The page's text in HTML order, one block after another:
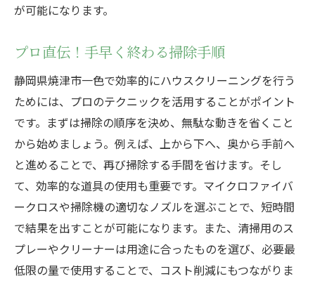
快適な住環境を実現するための工夫
独自メソッド
焼津市特有の環境に対応する方法
独自のメソッドで掃除の質を向上
地域のニーズを反映した掃除術
革新的なクリーニング技術の紹介
焼津市一色で活かされる掃除の知恵
忙しい人必見！焼津市のハウスクリーニングで
手軽にプロの仕上がり
時間がない人のための掃除時短術
が可能になります。
プロ直伝！手早く終わる掃除手順
静岡県焼津市一色で効率的にハウスクリーニングを行う
ためには、プロのテクニックを活用することがポイント
です。まずは掃除の順序を決め、無駄な動きを省くこと
から始めましょう。例えば、上から下へ、奥から手前へ
と進めることで、再び掃除する手間を省けます。そし
て、効率的な道具の使用も重要です。マイクロファイバ
ークロスや掃除機の適切なノズルを選ぶことで、短時間
で結果を出すことが可能になります。また、清掃用のス
プレーやクリーナーは用途に合ったものを選び、必要最
低限の量で使用することで、コスト削減にもつながりま